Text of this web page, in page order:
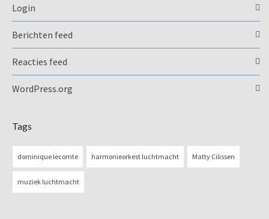
Login
Berichten feed
Reacties feed
WordPress.org
Tags
dominique lecomte harmonieorkest luchtmacht Matty Cilissen
muziek luchtmacht